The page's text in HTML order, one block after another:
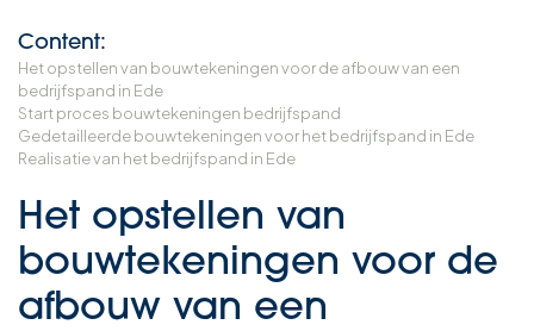
Content:
Het opstellen van bouwtekeningen voor de afbouw van een
bedrijfspand in Ede
Start proces bouwtekeningen bedrijfspand
Gedetailleerde bouwtekeningen voor het bedrijfspand in Ede
Realisatie van het bedrijfspand in Ede
Het opstellen van
bouwtekeningen voor de
afbouw van een